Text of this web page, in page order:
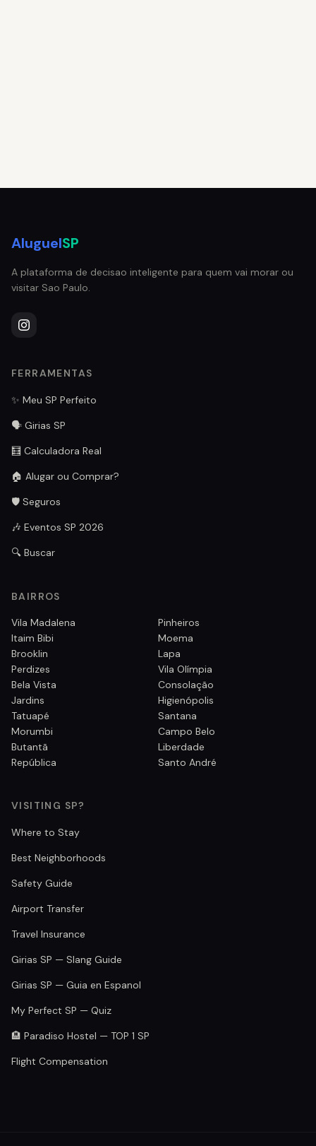
AluguelSP
A plataforma de decisao inteligente para quem vai morar ou
visitar Sao Paulo.
FERRAMENTAS
✨ Meu SP Perfeito
🗣️ Girias SP
🧮 Calculadora Real
🏠 Alugar ou Comprar?
🛡️ Seguros
🎶 Eventos SP 2026
🔍 Buscar
BAIRROS
Vila Madalena
Pinheiros
Itaim Bibi
Moema
Brooklin
Lapa
Perdizes
Vila Olímpia
Bela Vista
Consolação
Jardins
Higienópolis
Tatuapé
Santana
Morumbi
Campo Belo
Butantã
Liberdade
República
Santo André
VISITING SP?
Where to Stay
Best Neighborhoods
Safety Guide
Airport Transfer
Travel Insurance
Girias SP — Slang Guide
Girias SP — Guia en Espanol
My Perfect SP — Quiz
🏨 Paradiso Hostel — TOP 1 SP
Flight Compensation